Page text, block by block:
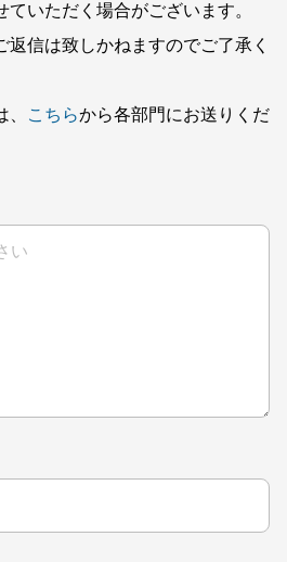
いただく場合がございます。
信は致しかねますのでご了承く
こちらから各部門にお送りくだ